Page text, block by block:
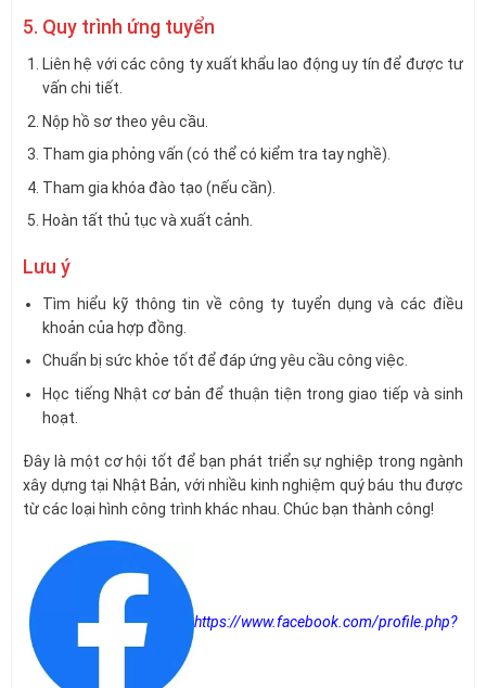
5. Quy trình ứng tuyển
Liên hệ với các công ty xuất khẩu lao động uy tín để được tư
vấn chi tiết.
Nộp hồ sơ theo yêu cầu.
Tham gia phỏng vấn (có thể có kiểm tra tay nghề).
Tham gia khóa đào tạo (nếu cần).
Hoàn tất thủ tục và xuất cảnh.
Lưu ý
Tìm hiểu kỹ thông tin về công ty tuyển dụng và các điều
khoản của hợp đồng.
Chuẩn bị sức khỏe tốt để đáp ứng yêu cầu công việc.
Học tiếng Nhật cơ bản để thuận tiện trong giao tiếp và sinh
hoạt.
Đây là một cơ hội tốt để bạn phát triển sự nghiệp trong ngành
xây dựng tại Nhật Bản, với nhiều kinh nghiệm quý báu thu được
từ các loại hình công trình khác nhau. Chúc bạn thành công!
https://www.facebook.com/profile.php?